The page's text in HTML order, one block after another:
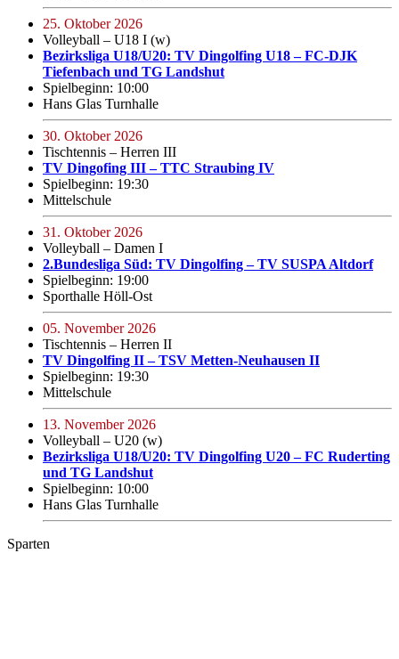
25. Oktober 2026
Volleyball – U18 I (w)
Bezirksliga U18/U20: TV Dingolfing U18 – FC-DJK
Tiefenbach und TG Landshut
Spielbeginn: 10:00
Hans Glas Turnhalle
30. Oktober 2026
Tischtennis – Herren III
TV Dingofing III – TTC Straubing IV
Spielbeginn: 19:30
Mittelschule
31. Oktober 2026
Volleyball – Damen I
2.Bundesliga Süd: TV Dingolfing – TV SUSPA Altdorf
Spielbeginn: 19:00
Sporthalle Höll-Ost
05. November 2026
Tischtennis – Herren II
TV Dingolfing II – TSV Metten-Neuhausen II
Spielbeginn: 19:30
Mittelschule
13. November 2026
Volleyball – U20 (w)
Bezirksliga U18/U20: TV Dingolfing U20 – FC Ruderting
und TG Landshut
Spielbeginn: 10:00
Hans Glas Turnhalle
Sparten